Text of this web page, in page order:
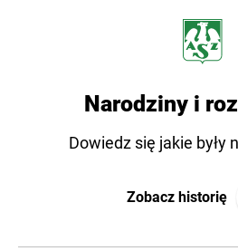
Narodziny i
Dowiedz się jakie były
Zobacz historię